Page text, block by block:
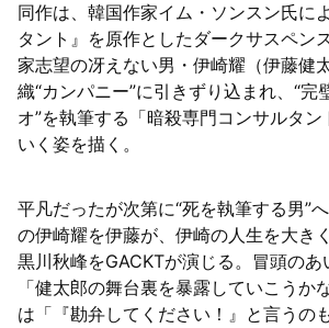
同作は、韓国作家イム・ソンスン氏に
タント』を原作としたダークサスペン
家志望の冴えない男・伊崎耀（伊藤健
織“カンパニー”に引きずり込まれ、“完
オ”を執筆する「暗殺専門コンサルタン
いく姿を描く。
平凡だったが次第に“死を執筆する男”
の伊崎耀を伊藤が、伊崎の人生を大き
黒川秋峰をGACKTが演じる。冒頭のあ
「健太郎の舞台裏を暴露していこうか
は「『勘弁してください！』と言うの